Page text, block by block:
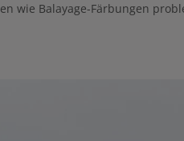
wie Balayage-Färbungen